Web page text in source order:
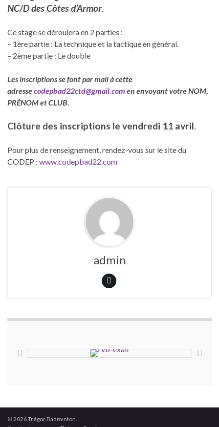
NC/D des Côtes d’Armor.
Ce stage se déroulera en 2 parties :
– 1ère partie : La technique et la tactique en général.
– 2ème partie : Le double
Les inscriptions se font par mail à cette
adressecodepbad22ctd@gmail.com en envoyant votre NOM,
PRÉNOM et CLUB.
Clôture des inscriptions le vendredi 11 avril.
Pour plus de renseignement, rendez-vous sur le site du
CODEP : www.codepbad22.com
admin
© 2026 Trégor Badminton.